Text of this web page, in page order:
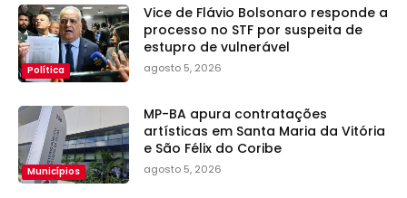
Política
Vice de Flávio Bolsonaro responde a
processo no STF por suspeita de
estupro de vulnerável
agosto 5, 2026
Municípios
MP-BA apura contratações
artísticas em Santa Maria da Vitória
e São Félix do Coribe
agosto 5, 2026